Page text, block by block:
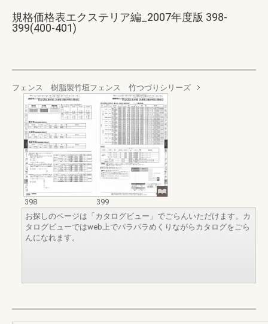
規格価格表エクステリア編_2007年度版 398-
399(400-401)
フェンス 樹脂製竹垣フェンス 竹つづりシリーズ
398
399
お探しのページは「カタログビュー」でごらんいただけます。カ
タログビューではweb上でパラパラめくりながらカタログをごら
んになれます。